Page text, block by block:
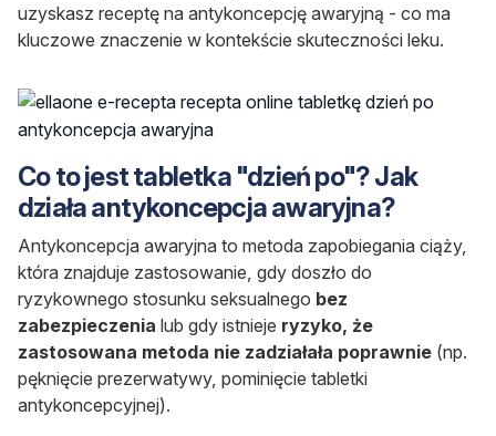
uzyskasz receptę na antykoncepcję awaryjną - co ma
kluczowe znaczenie w kontekście skuteczności leku.
Co to jest tabletka "dzień po"? Jak
działa antykoncepcja awaryjna?
Antykoncepcja awaryjna to metoda zapobiegania ciąży,
która znajduje zastosowanie, gdy doszło do
ryzykownego stosunku seksualnego bez
zabezpieczenia lub gdy istnieje ryzyko, że
zastosowana metoda nie zadziałała poprawnie (np.
pęknięcie prezerwatywy, pominięcie tabletki
antykoncepcyjnej).